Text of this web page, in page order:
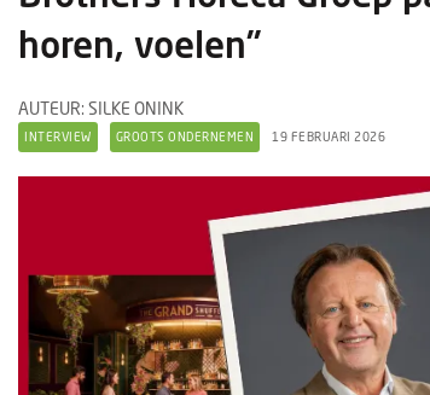
horen, voelen”
AUTEUR: SILKE ONINK
INTERVIEW GROOTS ONDERNEMEN 19 FEBRUARI 2026